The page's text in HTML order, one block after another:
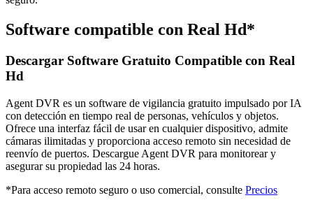
Software compatible con Real Hd*
Descargar Software Gratuito Compatible con Real
Hd
Agent DVR es un software de vigilancia gratuito impulsado por IA
con detección en tiempo real de personas, vehículos y objetos.
Ofrece una interfaz fácil de usar en cualquier dispositivo, admite
cámaras ilimitadas y proporciona acceso remoto sin necesidad de
reenvío de puertos. Descargue Agent DVR para monitorear y
asegurar su propiedad las 24 horas.
*Para acceso remoto seguro o uso comercial, consulte Precios